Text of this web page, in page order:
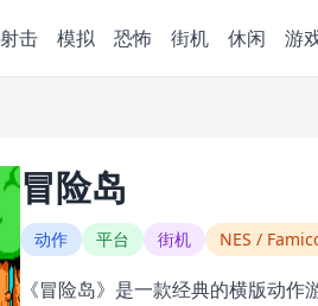
射击 模拟 恐怖 街机 休闲 游
冒险岛
动作 平台 街机 NES /
《冒险岛》是一款经典的横版动